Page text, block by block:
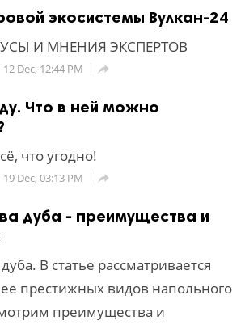
экосистемы Вулкан-24
И МНЕНИЯ ЭКСПЕРТОВ
12 Dec, 12:44 PM 
Что в ней можно
что угодно!
19 Dec, 03:13 PM 
дуба - преимущества и
В статье рассматривается
престижных видов напольного
преимущества и